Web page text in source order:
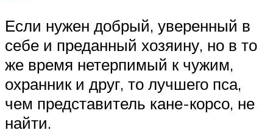
Если нужен добрый, уверенный в
себе и преданный хозяину, но в то
же время нетерпимый к чужим,
охранник и друг, то лучшего пса,
чем представитель кане-корсо, не
найти.